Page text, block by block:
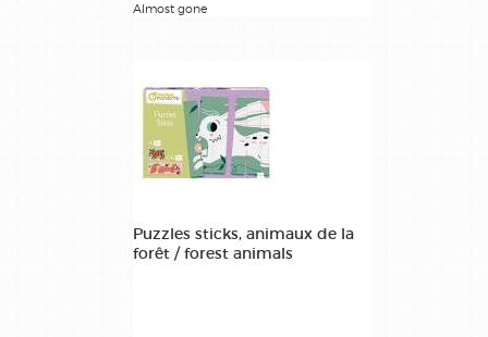
Almost gone
Puzzles sticks, animaux de la
forêt / forest animals